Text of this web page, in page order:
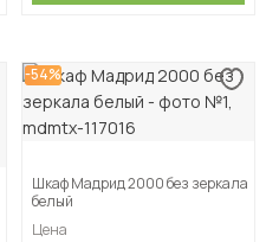
-54%
Шкаф Мадрид 2000 без зеркала
белый
Цена